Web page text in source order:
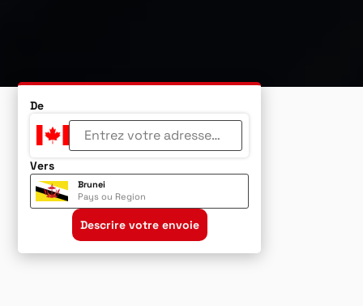
De
Vers
Brunei
Pays ou Region
Descrire votre envoie